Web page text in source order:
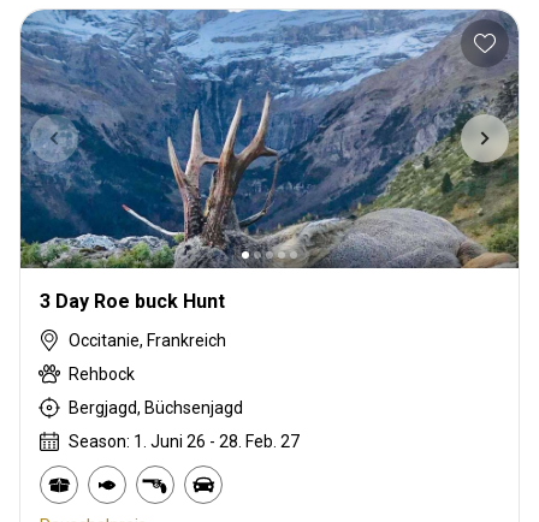
3 Day Roe buck Hunt
Occitanie, Frankreich
Rehbock
Bergjagd, Büchsenjagd
Season: 1. Juni 26 - 28. Feb. 27